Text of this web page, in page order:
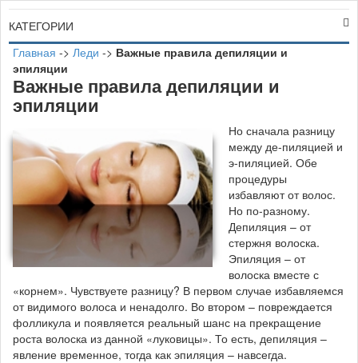
КАТЕГОРИИ
Главная -> Леди -> Важные правила депиляции и
эпиляции
Важные правила депиляции и
эпиляции
Но сначала разницу
между де-пиляцией и
э-пиляцией. Обе
процедуры
избавляют от волос.
Но по-разному.
Депиляция – от
стержня волоска.
Эпиляция – от
волоска вместе с
«корнем». Чувствуете разницу? В первом случае избавляемся
от видимого волоса и ненадолго. Во втором – повреждается
фолликула и появляется реальный шанс на прекращение
роста волоска из данной «луковицы». То есть, депиляция –
явление временное, тогда как эпиляция – навсегда.